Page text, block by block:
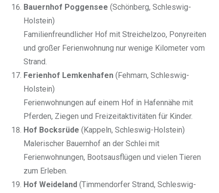
Bauernhof Poggensee (Schönberg, Schleswig-
Holstein)
Familienfreundlicher Hof mit Streichelzoo, Ponyreiten
und großer Ferienwohnung nur wenige Kilometer vom
Strand.
Ferienhof Lemkenhafen (Fehmarn, Schleswig-
Holstein)
Ferienwohnungen auf einem Hof in Hafennähe mit
Pferden, Ziegen und Freizeitaktivitäten für Kinder.
Hof Bocksrüde (Kappeln, Schleswig-Holstein)
Malerischer Bauernhof an der Schlei mit
Ferienwohnungen, Bootsausflügen und vielen Tieren
zum Erleben.
Hof Weideland (Timmendorfer Strand, Schleswig-